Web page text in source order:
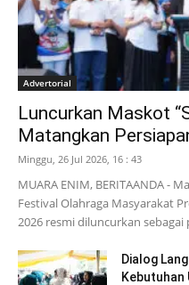
Advertorial
Luncurkan Maskot
Matangkan
Minggu, 26 Jul 2026, 16 : 43
MUARA ENIM, BERITAANDA -
Festival Olahraga Masyarakat
2026 resmi diluncurkan sebagai
Dialog
Kebutuhan